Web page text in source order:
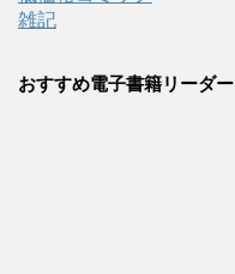
雑記
おすすめ電子書籍リーダー